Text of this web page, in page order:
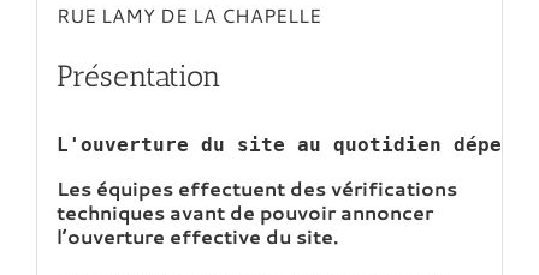
RUE LAMY DE LA CHAPELLE
Présentation
L'ouverture du site au quotidien dépend
Les équipes effectuent des vérifications
techniques avant de pouvoir annoncer
l’ouverture effective du site.